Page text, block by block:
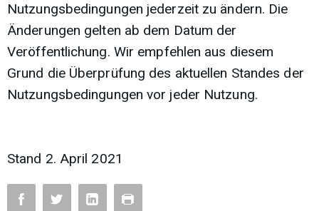
Nutzungsbedingungen jederzeit zu ändern. Die
Änderungen gelten ab dem Datum der
Veröffentlichung. Wir empfehlen aus diesem
Grund die Überprüfung des aktuellen Standes der
Nutzungsbedingungen vor jeder Nutzung.
Stand 2. April 2021